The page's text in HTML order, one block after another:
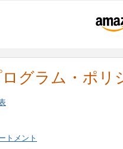
グラム・ポリ
トメント